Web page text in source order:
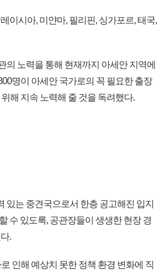
이시아, 미얀마, 필리핀, 싱가포르, 태국,
의 노력을 통해 현재까지 아세안 지역에
명이 아세안 국가로의 꼭 필요한 출장
해 지속 노력해 줄 것을 독려했다.
있는 중견국으로서 한층 공고해진 입지
수 있도록, 공관장들이 생생한 현장 경
.
인해 예상치 못한 정책 환경 변화에 직